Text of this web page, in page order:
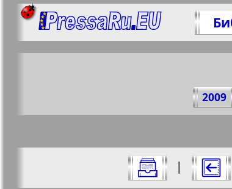
2009
Все номера журнала
|